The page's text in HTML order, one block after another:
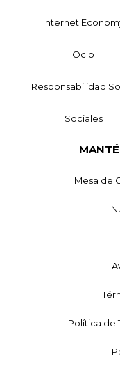
Internet
Ocio
Responsabilidad
Sociales
Mesa de
Política de